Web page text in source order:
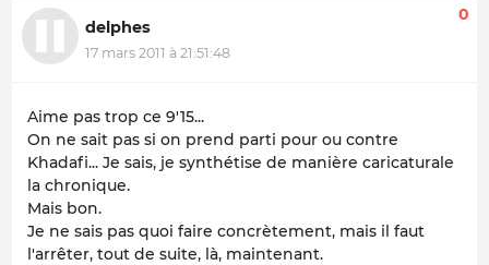
delphes
17 mars 2011 à 21:51:48
0
Aime pas trop ce 9'15...
On ne sait pas si on prend parti pour ou contre
Khadafi... Je sais, je synthétise de manière caricaturale
la chronique.
Mais bon.
Je ne sais pas quoi faire concrètement, mais il faut
l'arrêter, tout de suite, là, maintenant.